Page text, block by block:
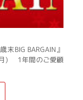
末BIG BARGAIN』
) 1年間のご愛顧